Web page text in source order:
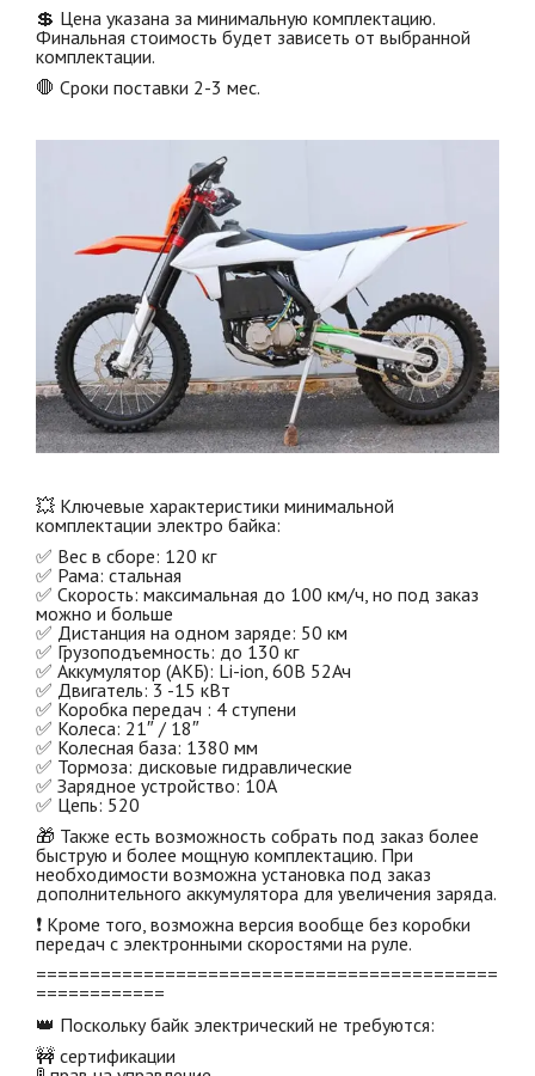
💲 Цена указана за минимальную комплектацию.
Финальная стоимость будет зависеть от выбранной
комплектации.
🛑 Сроки поставки 2-3 мес.
💥 Ключевые характеристики минимальной
комплектации электро байка:
✅ Вес в сборе: 120 кг
✅ Рама: стальная
✅ Скорость: максимальная до 100 км/ч, но под заказ
можно и больше
✅ Дистанция на одном заряде: 50 км
✅ Грузоподъемность: до 130 кг
✅ Аккумулятор (АКБ): Li-ion, 60В 52Ач
✅ Двигатель: 3 -15 кВт
✅ Коробка передач : 4 ступени
✅ Колеса: 21″ / 18″
✅ Колесная база: 1380 мм
✅ Тормоза: дисковые гидравлические
✅ Зарядное устройство: 10А
✅ Цепь: 520
🎁 Также есть возможность собрать под заказ более
быструю и более мощную комплектацию. При
необходимости возможна установка под заказ
дополнительного аккумулятора для увеличения заряда.
❗ Кроме того, возможна версия вообще без коробки
передач с электронными скоростями на руле.
===========================================
============
👑 Поскольку байк электрический не требуются:
🚧 сертификации